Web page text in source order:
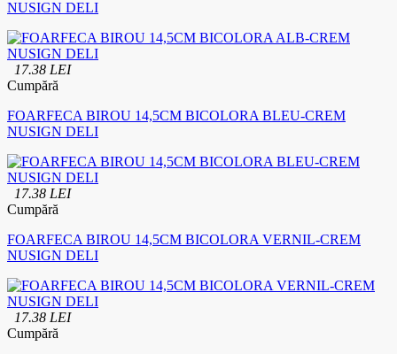
NUSIGN DELI
17.38 LEI
Cumpără
FOARFECA BIROU 14,5CM BICOLORA BLEU-CREM
NUSIGN DELI
17.38 LEI
Cumpără
FOARFECA BIROU 14,5CM BICOLORA VERNIL-CREM
NUSIGN DELI
17.38 LEI
Cumpără